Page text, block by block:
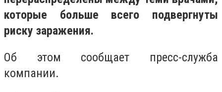
которые больше всего подвергнуты
риску заражения.
Об этом сообщает пресс-служба
компании.